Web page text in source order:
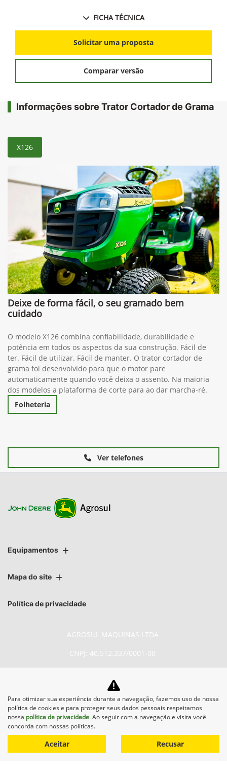
FICHA TÉCNICA
Solicitar uma proposta
Comparar versão
Informações sobre Trator Cortador de Grama
X126
Deixe de forma fácil, o seu gramado bem
cuidado
O modelo X126 combina confiabilidade, durabilidade e
potência em todos os aspectos da sua construção. Fácil de
ter. Fácil de utilizar. Fácil de manter. O trator cortador de
grama foi desenvolvido para que o motor pare
automaticamente quando você deixa o assento. Na maioria
dos modelos a plataforma de corte para ao dar marcha-ré.
Folheteria
Ver telefones
Equipamentos
Mapa do site
Política de privacidade
AGROSUL MAQUINAS LTDA
CNPJ: 40.512.337/0001-00
No trânsito, enxergar o outro
salva vidas.
Para otimizar sua experiência durante a navegação, fazemos uso de nossa
política de cookies e para proteger seus dados pessoais respeitamos
nossa política de privacidade. Ao seguir com a navegação e visita você
concorda com nossas políticas.
Aceitar Recusar